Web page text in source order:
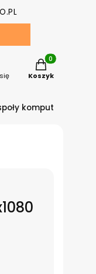
Produkty w
Koszyk
komputerowe